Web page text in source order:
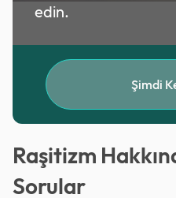
edin.
Şimdi
Raşitizm
Sorular